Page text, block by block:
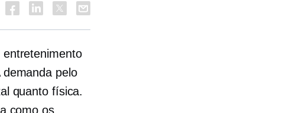
pelo
quanto física.
como os